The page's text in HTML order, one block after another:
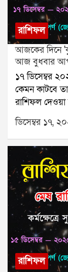
রাশিফল
আজকের দিনে
আজ বুধবার
১৭ ডিসেম্বর ২০২৫ বুধবার, আপনার রাশিচক্র অনুযায়ী দিনটি
কেমন কাটবে তা
রাশিফল
হবে।🐂 বৃষ
মিথুন (Gemini):
রোগ প্রতিরোধে
(Virgo):
বৃশ্চিক
কাজ দ্রুত
কুম্ভ
কাগজপত্রে
যোগাযোগ
ডিসেম্বর ১৭,
রাশিফল